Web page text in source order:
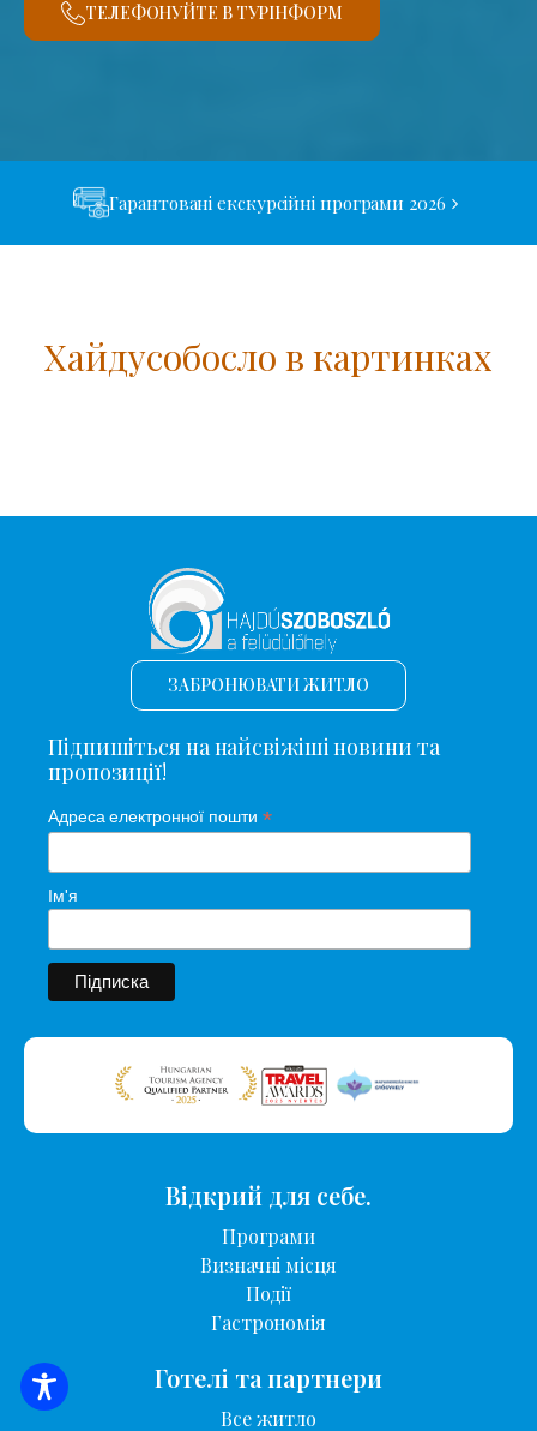
ТЕЛЕФОНУЙТЕ В ТУРІНФОРМ
Гарантовані екскурсійні програми 2026
Хайдусобосло в картинках
ПОШУК ЖИТЛА
ЗАБРОНЮВАТИ ЖИТЛО
Підпишіться на найсвіжіші новини та
пропозиції!
Адреса електронної пошти *
Ім'я
Відкрий для себе.
Програми
Визначні місця
Події
Гастрономія
Готелі та партнери
Все житло